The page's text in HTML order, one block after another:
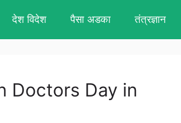
देश विदेश पैसा अडका तंत्रज्ञान
Doctors Day in